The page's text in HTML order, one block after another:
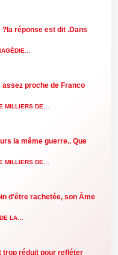
réponse est dit .Dans
proche de Franco
MILLIERS DE…
la même guerre.. Que
MILLIERS DE…
d'être rachetée, son Âme
LA…
trop réduit pour refléter